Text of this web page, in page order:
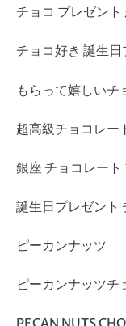
チョコ プレゼント
チョコ好き 誕生日
もらって嬉しいチ
超高級チョコレー
銀座 チョコレート
誕生日プレゼント
ピーカンナッツ
ピーカンナッツチ